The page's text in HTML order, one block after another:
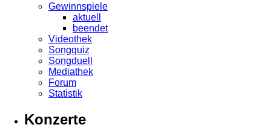
Gewinnspiele
aktuell
beendet
Videothek
Songquiz
Songduell
Mediathek
Forum
Statistik
Konzerte